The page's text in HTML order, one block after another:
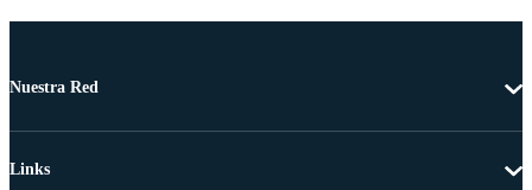
Nuestra Red
Links